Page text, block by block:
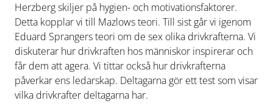
Herzberg skiljer på hygien- och motivationsfaktorer.
Detta kopplar vi till Mazlows teori. Till sist går vi igenom
Eduard Sprangers teori om de sex olika drivkrafterna. Vi
diskuterar hur drivkraften hos människor inspirerar och
får dem att agera. Vi tittar också hur drivkrafterna
påverkar ens ledarskap. Deltagarna gör ett test som visar
vilka drivkrafter deltagarna har.